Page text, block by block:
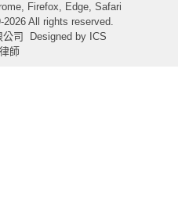
Firefox, Edge, Safari
All rights reserved.
司
Designed by ICS
師